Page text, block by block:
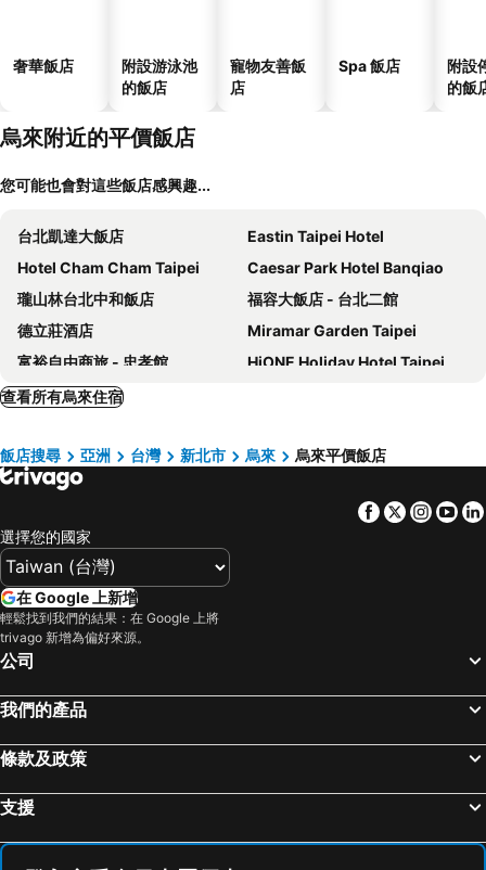
奢華飯店
附設游泳池
的飯店
寵物友善飯
店
Spa 飯店
附設
的飯
烏來附近的平價飯店
您可能也會對這些飯店感興趣...
台北凱達大飯店
Eastin Taipei Hotel
Hotel Cham Cham Taipei
Caesar Park Hotel Banqiao
瓏山林台北中和飯店
福容大飯店 - 台北二館
德立莊酒店
Miramar Garden Taipei
富裕自由商旅 - 忠孝館
HiONE Holiday Hotel Taipei
Finders Hotel
台北福華大飯店
Morwing Hotel - Ocean
Jasper Young Hotel Banqiao
洛碁大飯店忠孝館
台北國聯大飯店
悅客商務飯店
Deja Vu Hotel
和苑三井花園飯店 台北忠孝
Bitan Hotel
In-stone Motel
中信商務會館 新店
普樂室-信義世貿館
查看所有烏來住宿
飯店搜尋 亞洲 台灣 新北市 烏來 烏來平價飯店
Facebook
Twitter
選擇您的國家
在 Google 上新增
輕鬆找到我們的結果：在 Google 上將
trivago 新增為偏好來源。
公司
我們的產品
條款及政策
支援